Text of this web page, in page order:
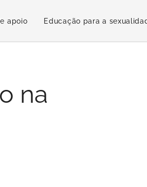
apoio Educação para a
na